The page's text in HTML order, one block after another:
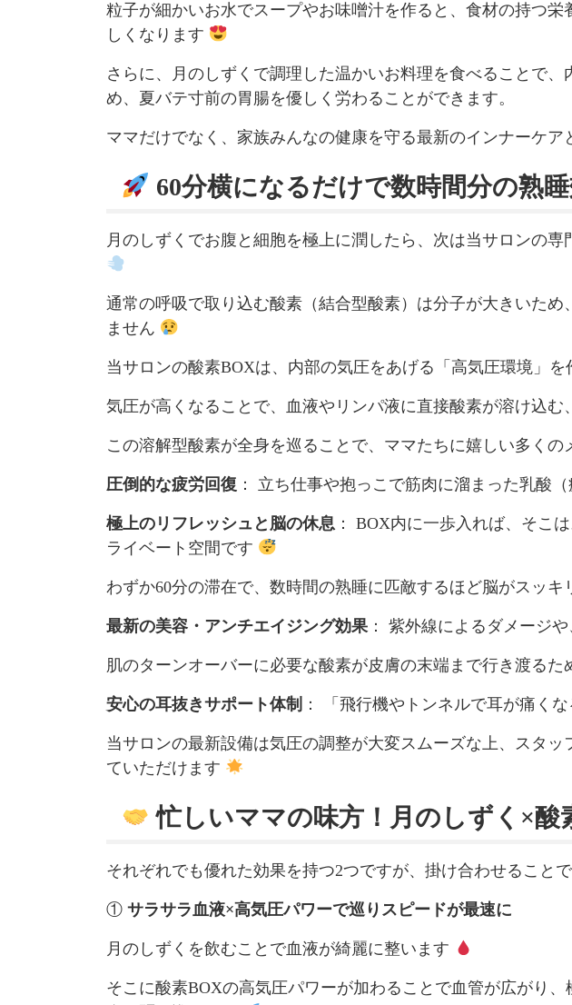
粒子が細かいお水でスープやお味噌汁を作ると、食材の持つ
しくなります
さらに、月のしずくで調理した温かいお料理を食べることで
め、夏バテ寸前の胃腸を優しく労わることができます。
ママだけでなく、家族みんなの健康を守る最新のインナーケア
60分横になるだけで数時間分の熟
月のしずくでお腹と細胞を極上に潤したら、次は当サロンの
通常の呼吸で取り込む酸素（結合型酸素）は分子が大きいた
ません
当サロンの酸素BOXは、内部の気圧をあげる「高気圧環境」を
気圧が高くなることで、血液やリンパ液に直接酸素が溶け込
この溶解型酸素が全身を巡ることで、ママたちに嬉しい多くの
圧倒的な疲労回復 ： 立ち仕事や抱っこで筋肉に溜まった乳酸
極上のリフレッシュと脳の休息 ： BOX内に一歩入れば、そこ
ライベート空間です
わずか60分の滞在で、数時間の熟睡に匹敵するほど脳がスッ
最新の美容・アンチエイジング効果： 紫外線によるダメージ
肌のターンオーバーに必要な酸素が皮膚の末端まで行き渡る
安心の耳抜きサポート体制 ： 「飛行機やトンネルで耳が痛く
当サロンの最新設備は気圧の調整が大変スムーズな上、スタ
ていただけます
忙しいママの味方！月のしずく×酸
それぞれでも優れた効果を持つ2つですが、掛け合わせること
① サラサラ血液×高気圧パワーで巡りスピードが最速に
月のしずくを飲むことで血液が綺麗に整います
そこに酸素BOXの高気圧パワーが加わることで血管が広がり